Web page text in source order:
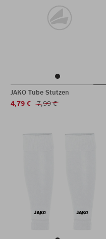
JAKO Tube Stutzen
4,79 €
7,99 €